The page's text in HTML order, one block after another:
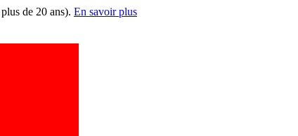
de 20 ans). En savoir plus